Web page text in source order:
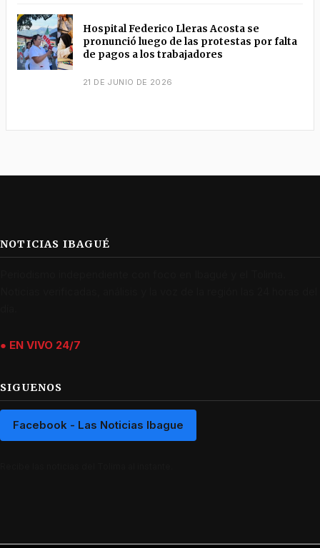
Hospital Federico Lleras Acosta se
pronunció luego de las protestas por falta
de pagos a los trabajadores
21 DE JUNIO DE 2026
NOTICIAS IBAGUÉ
● EN VIVO 24/7
SIGUENOS
Facebook - Las Noticias Ibague